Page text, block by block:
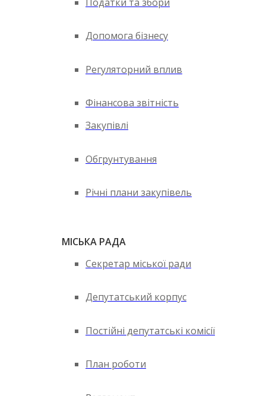
Допомога бізнесу
Регуляторний вплив
Фінансова звітність
Закупівлі
Обгрунтування
Річні плани закупівель
МІСЬКА РАДА
Секретар міської ради
Депутатський корпус
Постійні депутатські комісії
План роботи